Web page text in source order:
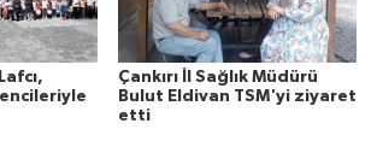
Çankırı İl Sağlık Müdürü
Bulut Eldivan TSM'yi ziyaret
etti